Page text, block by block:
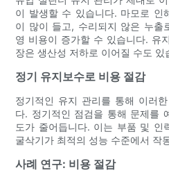
이 발생할 수 있습니다. 마모로 인
이 많이 들고, 수리되지 않은 누출
영 비용이 증가할 수 있습니다. 유
장은 생산성 저하로 이어질 수도 있
정기 유지보수로 비용 절감
정기적인 유지 관리를 통해 이러
다. 정기적인 점검을 통해 문제를
도가 줄어듭니다. 이는 부품 및 인
굴삭기가 최적의 성능 수준에서 작
사례 연구: 비용 절감